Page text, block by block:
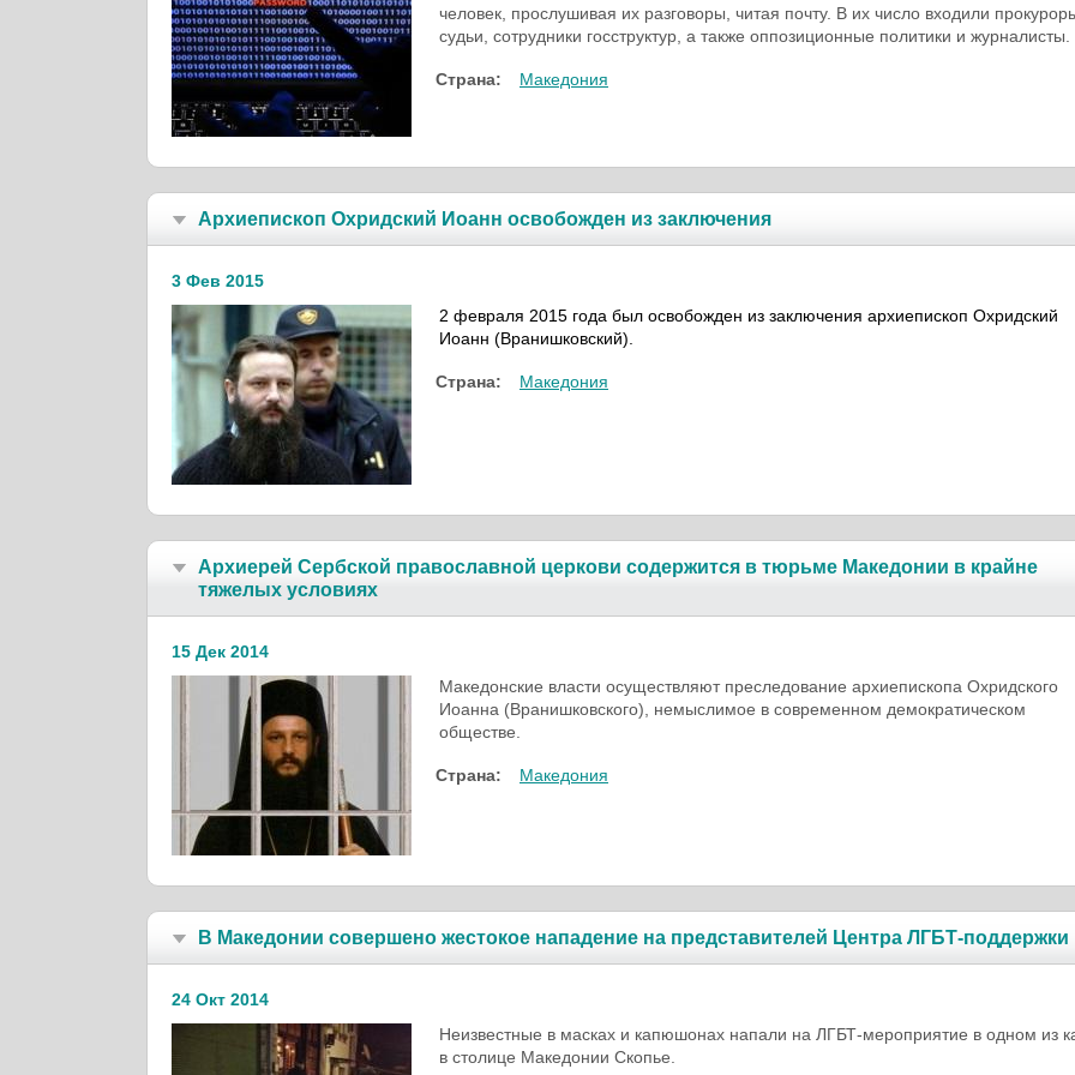
человек, прослушивая их разговоры, читая почту. В их число входили
судьи, сотрудники госструктур, а также оппозиционные политики и журналисты.
Страна: Македония
Архиепископ Охридский Иоанн освобожден из заключения
3 Фев 2015
2 февраля 2015 года был освобожден из заключения архиепископ Охридский
Иоанн (Вранишковский).
Страна: Македония
Архиерей Сербской православной церкови содержится в тюрьме Македонии в крайне
тяжелых условиях
15 Дек 2014
Македонские власти осуществляют преследование архиепископа Охридского
Иоанна (Вранишковского), немыслимое в современном демократическом
обществе.
Страна: Македония
В Македонии совершено жестокое нападение на представителей Центра ЛГБТ-поддержки
24 Окт 2014
Неизвестные в масках и капюшонах напали на ЛГБТ-мероприятие в одном из
в столице Македонии Скопье.